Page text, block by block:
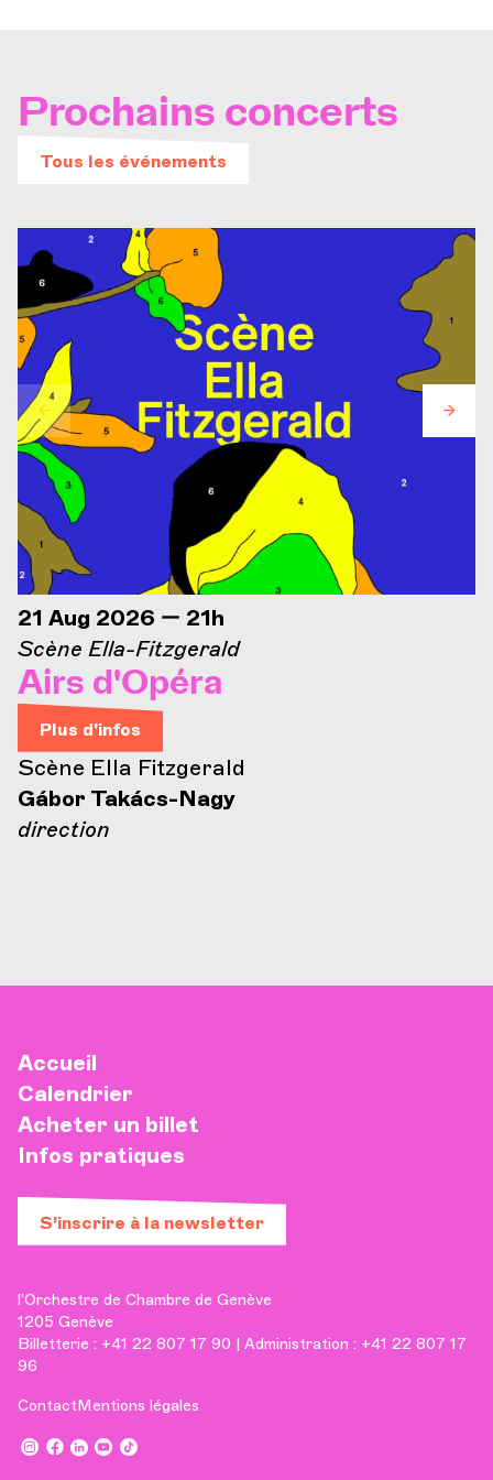
Prochains concerts
Tous les événements
21 Aug 2026 — 21h
Scène Ella-Fitzgerald
Airs d'Opéra
Plus d'infos
Scène Ella Fitzgerald
Gábor Takács-Nagy
direction
Accueil
Calendrier
Acheter un billet
Infos pratiques
S’inscrire à la newsletter
l’Orchestre de Chambre de Genève
1205 Genève
Billetterie : +41 22 807 17 90 | Administration : +41 22 807 17
96
ContactMentions légales